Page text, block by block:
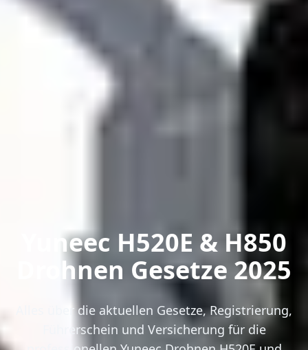
Yuneec H520E & H850
Drohnen Gesetze 2025
Alles über die aktuellen Gesetze, Registrierung,
Führerschein und Versicherung für die